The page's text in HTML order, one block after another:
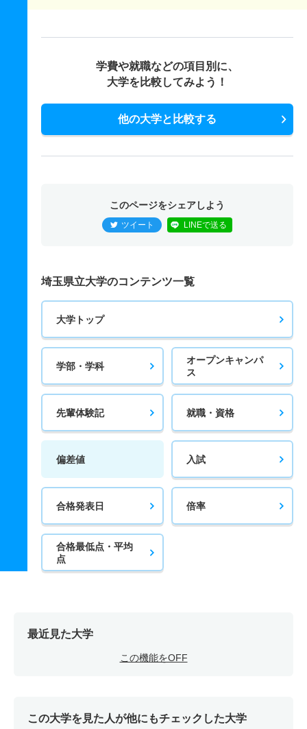
学費や就職などの項目別に、
大学を比較してみよう！
他の大学と比較する
このページをシェアしよう
ツイート LINEで送る
埼玉県立大学のコンテンツ一覧
大学トップ
学部・学科
オープンキャンパ
ス
先輩体験記 就職・資格
偏差値 入試
合格発表日 倍率
合格最低点・平均
点
最近見た大学
この機能をOFF
この大学を見た人が他にもチェックした大学